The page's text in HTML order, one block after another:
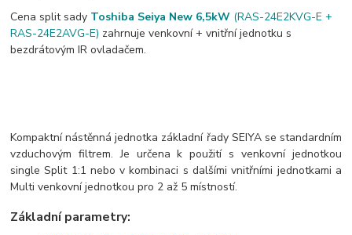
Cena split sady Toshiba Seiya New 6,5kW (RAS-24E2KVG-E +
RAS-24E2AVG-E) zahrnuje venkovní + vnitřní jednotku s
bezdrátovým IR ovladačem.
Kompaktní nástěnná jednotka základní řady SEIYA se standardním
vzduchovým filtrem. Je určena k použití s venkovní jednotkou
single Split 1:1 nebo v kombinaci s dalšími vnitřními jednotkami a
Multi venkovní jednotkou pro 2 až 5 místností.
Základní parametry: